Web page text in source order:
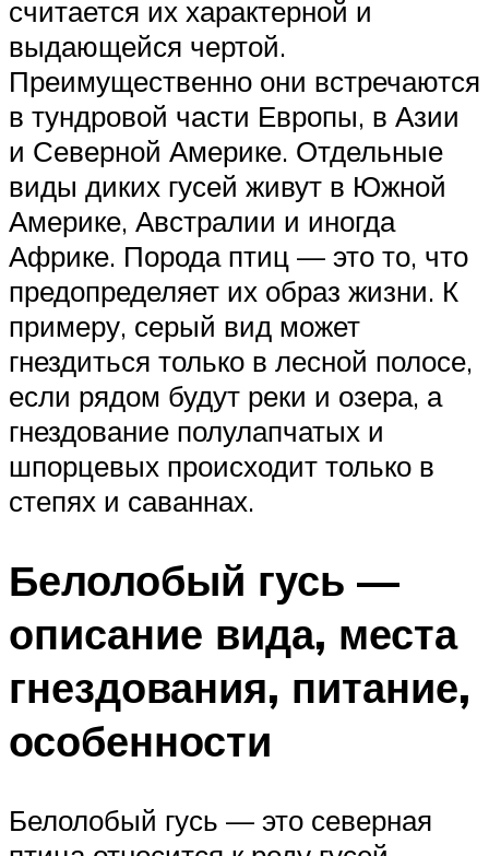
считается их характерной и
выдающейся чертой.
Преимущественно они встречаются
в тундровой части Европы, в Азии
и Северной Америке. Отдельные
виды диких гусей живут в Южной
Америке, Австралии и иногда
Африке. Порода птиц — это то, что
предопределяет их образ жизни. К
примеру, серый вид может
гнездиться только в лесной полосе,
если рядом будут реки и озера, а
гнездование полулапчатых и
шпорцевых происходит только в
степях и саваннах.
Белолобый гусь —
описание вида, места
гнездования, питание,
особенности
Белолобый гусь — это северная